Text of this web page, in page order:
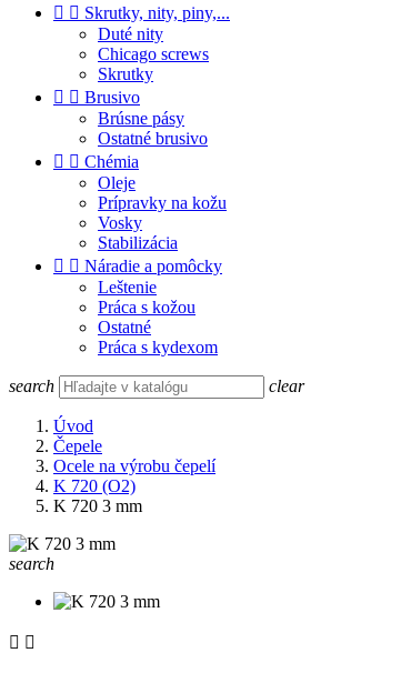
  Skrutky, nity, piny,...
Duté nity
Chicago screws
Skrutky
  Brusivo
Brúsne pásy
Ostatné brusivo
  Chémia
Oleje
Prípravky na kožu
Vosky
Stabilizácia
  Náradie a pomôcky
Leštenie
Práca s kožou
Ostatné
Práca s kydexom
search clear
Úvod
Čepele
Ocele na výrobu čepelí
K 720 (O2)
K 720 3 mm
search
 